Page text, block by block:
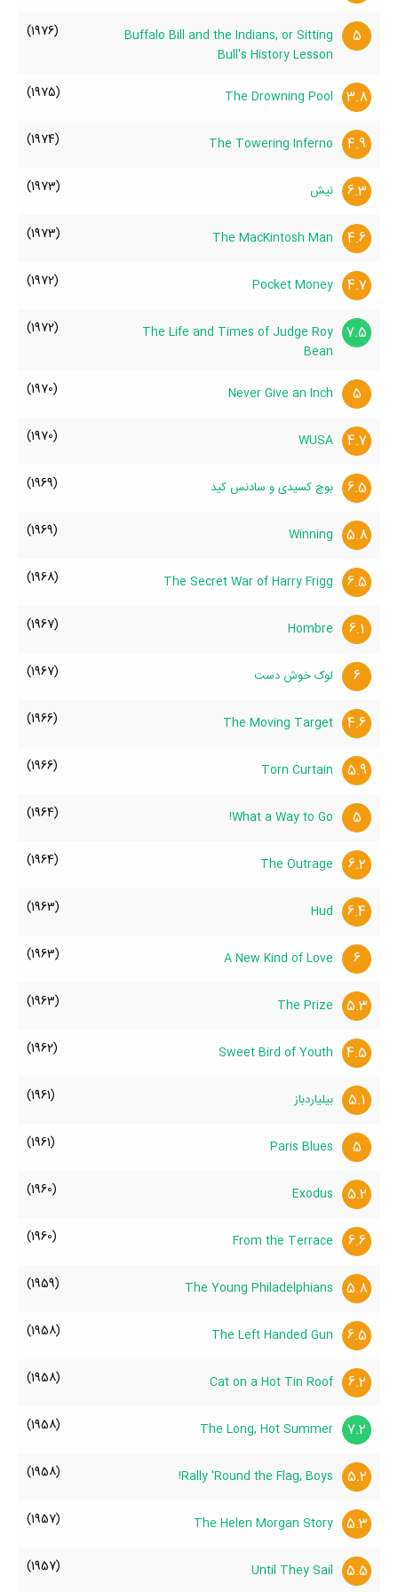
5
Buffalo Bill and the Indians, or Sitting
Bull's History Lesson
(1976)
3.8
The Drowning Pool
(1975)
4.9
The Towering Inferno
(1974)
6.3 نیش (1973)
4.6
The MacKintosh Man
(1973)
4.7
Pocket Money
(1972)
7.5
The Life and Times of Judge Roy
Bean
(1972)
5
Never Give an Inch
(1970)
4.7
WUSA
(1970)
6.5 بوچ کسیدی و سادنس کید (1969)
5.8
Winning
(1969)
6.5
The Secret War of Harry Frigg
(1968)
6.1
Hombre
(1967)
6 لوک خوش دست (1967)
4.6
The Moving Target
(1966)
5.9
Torn Curtain
(1966)
5
What a Way to Go!
(1964)
6.2
The Outrage
(1964)
6.4
Hud
(1963)
6
A New Kind of Love
(1963)
5.3
The Prize
(1963)
4.5
Sweet Bird of Youth
(1962)
5.1 بیلیاردباز (1961)
5
Paris Blues
(1961)
5.2
Exodus
(1960)
6.6
From the Terrace
(1960)
5.8
The Young Philadelphians
(1959)
6.5
The Left Handed Gun
(1958)
6.2
Cat on a Hot Tin Roof
(1958)
7.2
The Long, Hot Summer
(1958)
5.2
Rally 'Round the Flag, Boys!
(1958)
5.3
The Helen Morgan Story
(1957)
5.5
Until They Sail
(1957)